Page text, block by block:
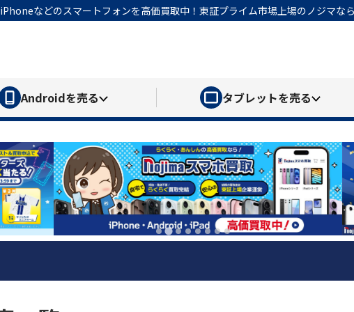
などのスマートフォンを高価買取中！東証プライム市場上場のノジマな
Androidを売る タブレットを売る